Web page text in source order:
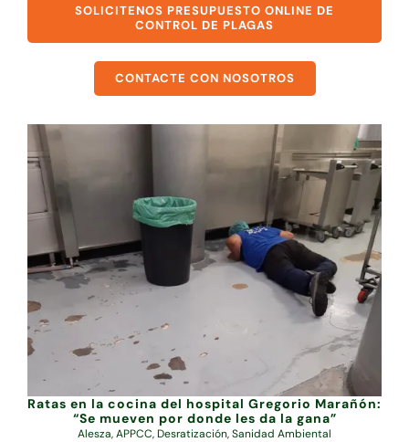
SOLICITENOS PRESUPUESTO ONLINE DE
CONTROL DE PLAGAS
CONTACTE CON NOSOTROS
Ratas en la cocina del hospital Gregorio Marañón:
“Se mueven por donde les da la gana”
Alesza,APPCC,Desratización,Sanidad Ambiental